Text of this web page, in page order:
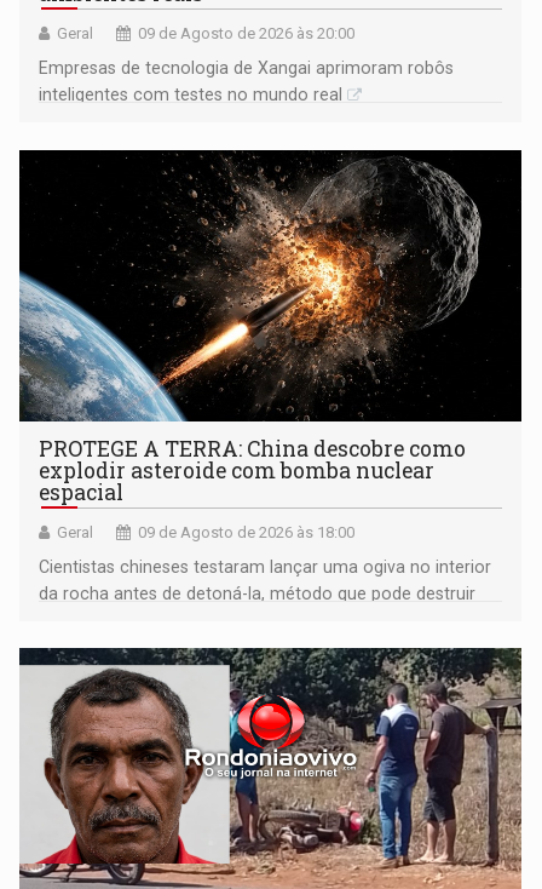
Geral 09 de Agosto de 2026 às 20:00
Empresas de tecnologia de Xangai aprimoram robôs
inteligentes com testes no mundo real
PROTEGE A TERRA: China descobre como
explodir asteroide com bomba nuclear
espacial
Geral 09 de Agosto de 2026 às 18:00
Cientistas chineses testaram lançar uma ogiva no interior
da rocha antes de detoná-la, método que pode destruir